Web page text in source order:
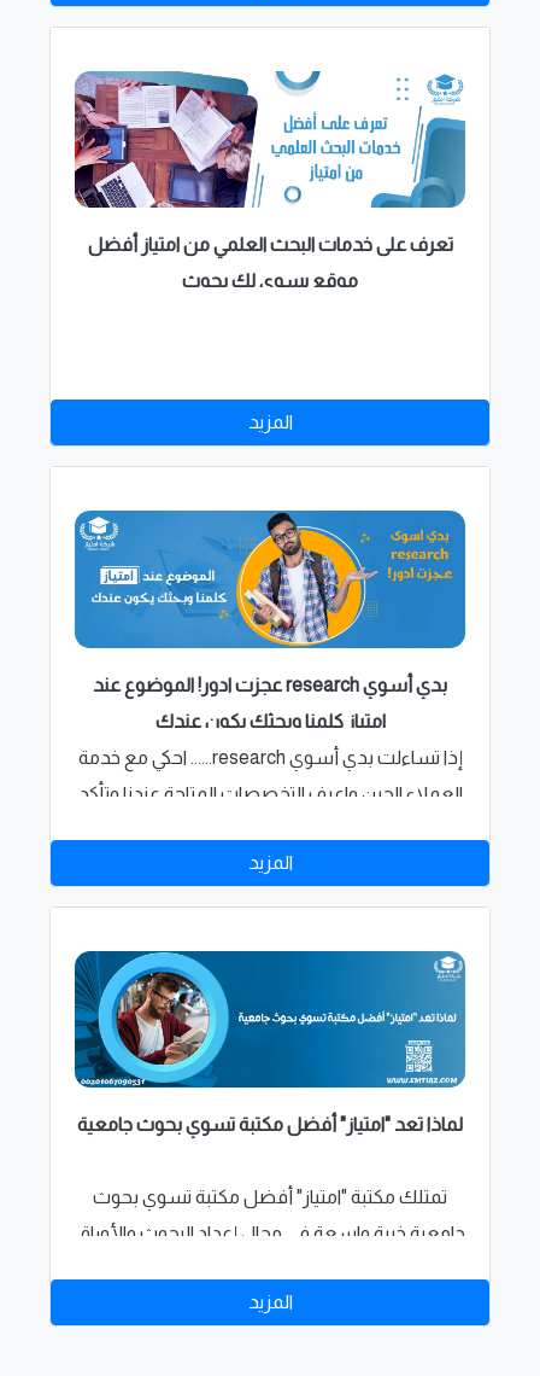
تعرف على خدمات البحث العلمي من امتياز أفضل
موقع يسوى لك بحوث
المزيد
بدي أسوي research عجزت ادور! الموضوع عند
امتياز كلمنا وبحثك يكون عندك
إذا تساءلت بدي أسوي research...... احكي مع خدمة
العملاء الحين واعرف التخصصات المتاحة عندنا وتأكد
المزيد
لماذا تعد "امتياز" أفضل مكتبة تسوي بحوث جامعية
تمتلك مكتبة "امتياز" أفضل مكتبة تسوي بحوث
جامعية خبرة واسعة في مجال إعداد البحوث والأوراق
والعربية.
المزيد